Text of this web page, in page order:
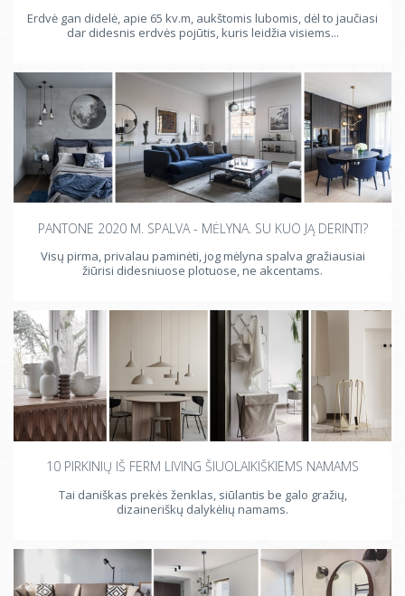
Erdvė gan didelė, apie 65 kv.m, aukštomis lubomis, dėl to jaučiasi
dar didesnis erdvės pojūtis, kuris leidžia visiems...
PANTONE 2020 M. SPALVA - MĖLYNA. SU KUO JĄ DERINTI?
Visų pirma, privalau paminėti, jog mėlyna spalva gražiausiai
žiūrisi didesniuose plotuose, ne akcentams.
10 PIRKINIŲ IŠ FERM LIVING ŠIUOLAIKIŠKIEMS NAMAMS
Tai daniškas prekės ženklas, siūlantis be galo gražių,
dizaineriškų dalykėlių namams.